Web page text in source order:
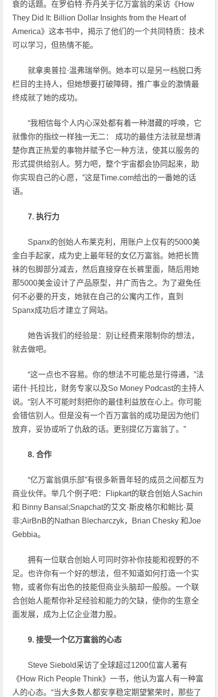
衰的话题。在罗伯特·乔丹关于亿万富翁的采访《How
They Did It: Billion Dollar Insights from the Heart of
America》这本书中，揭示了他们的一个共同特质：技术
可以学习，但热情不能。
就拿奥普拉·温弗瑞举例。她本可以是另一档脱口秀
栏目的主持人，但她想要打破障碍，推广事业的激情最
终成就了她的成功。
“我相信每个人内心深处都有着一种潜藏的呼唤，它
就像你的指纹一样独一无二： 成功的最佳方法就是想清
楚你真正热爱的事物并赋予它一种方法，使其以服务的
形式提供给别人。努力吧，整个宇宙都会协同起来，助
你实现自己的心愿，”这是Time.com给出的一番她的话
语。
7. 执行力
Spanx的创始人布莱克利，用账户上仅有的5000美
金白手起家，成为史上最年轻的女亿万富翁。她把长筒
袜的包脚部分减去，然后直接穿在长裤里面，随后用她
那5000美金设计了产品原型，并广而告之。为了避免任
何不必要的开支，她就在自己的公寓内工作，直到
Spanx成功后才建立了网站。
她告诉我们的经验是：别让经费来限制你的想法，
就去做吧。
“这一点也不容易。你的想法不可能总是行得通，”法
诺什·托拉比，财务专家以及So Money Podcast的主持人
说。“别人不可能时刻把你的最佳利益放在心上。你可能
会错信别人。但是没有一个百万富翁的成功是因为他们
放弃，妥协或听了仇敌的话。更别提亿万富翁了。”
8. 合作
“亿万富翁俱乐部”有很多新晋年轻的成员之间都互为
商业伙伴。举几个例子吧：Flipkart的联合创始人Sachin
和 Binny Bansal;Snapchat的艾文·斯皮格尔和鲍比·莫
非;AirBnB的Nathan Blecharczyk，Brian Chesky 和Joe
Gebbia。
拥有一位联合创始人可同时弥补你技能和视野的不
足。也许你有一个好的想法，但不知道如何打造一个实
物，或者你有出色的技能但商业头脑却一般般。一个联
合创始人能帮你补足经验和能力的欠缺，使你的生意全
面发展，成为上亿企业潜力股。
9. 接受一个亿万富翁的心态
Steve Siebold采访了全球超过1200位富人著有
《How Rich People Think》一书，他认为富人有一种富
人的心态。“当大多数人都安享稳定期望繁荣时，那些了